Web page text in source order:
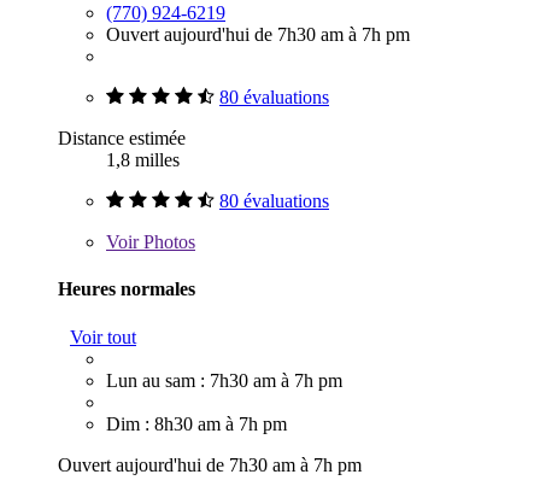
(770) 924-6219
Ouvert aujourd'hui de 7h30 am à 7h pm
80 évaluations
Distance estimée
1,8 milles
80 évaluations
VoirPhotos
Heures normales
Voir tout
Lun au sam : 7h30 am à 7h pm
Dim : 8h30 am à 7h pm
Ouvert aujourd'hui de 7h30 am à 7h pm